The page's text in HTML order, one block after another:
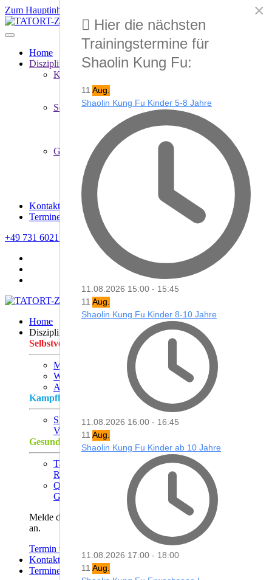
Zum Hauptinhalt springen
Home
Disziplinen
Kampfkunst
Shaolin Kung Fu
Vielseitigkeit - Dynamik - Perfektion
Selbstverteidigung
Modern Arnis
Wing Chun
Anti Terror Kampf
Gesundheit
Tai Chi Chuan
Ruhe - Gelassenheit - Entspannung
Qi Gong
Gesundheit - Entspannung - Meditation
Kontakt
Termine
+49 731 6021709
Home
Disziplinen
Selbstverteidigung
Modern Arnis
Wing Chun
Anti Terror Kampf
Kampfkunst
Shaolin Kung Fu
Vielseitigkeit - Dynamik - Perfektion
Gesundheit
Tai Chi Chuan
Ruhe - Gelassenheit - Entspannung
Qi Gong
Gesundheit - Entspannung - Meditation
Melde dich zu einem 14-tägigen kostenlosen Probetraining
an.
Termin vereinbaren
Kontakt
Termine
×
Hier die nächsten
Trainingstermine für
Shaolin Kung Fu:
11 Aug.
Shaolin Kung Fu Kinder 5-8 Jahre
11.08.2026 15:00 - 15:45
11 Aug.
Shaolin Kung Fu Kinder 8-10 Jahre
11.08.2026 16:00 - 16:45
11 Aug.
Shaolin Kung Fu Kinder ab 10 Jahre
11.08.2026 17:00 - 18:00
11 Aug.